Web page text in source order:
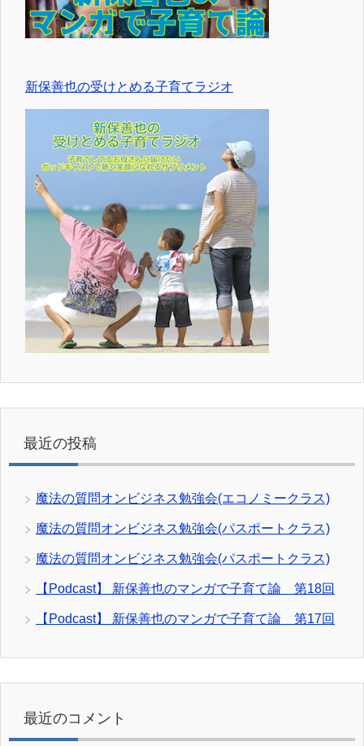
新保善也の受けとめる子育てラジオ
最近の投稿
魔法の質問オンビジネス勉強会(エコノミークラス)
魔法の質問オンビジネス勉強会(パスポートクラス)
魔法の質問オンビジネス勉強会(パスポートクラス)
【Podcast】 新保善也のマンガで子育て論 第18回
【Podcast】 新保善也のマンガで子育て論 第17回
最近のコメント